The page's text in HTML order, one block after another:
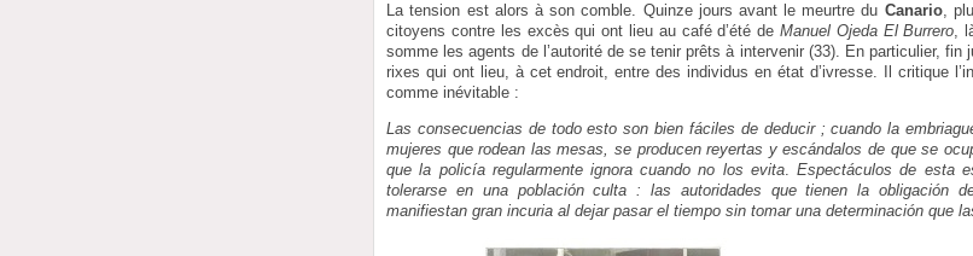
La tension est alors à son comble. Quinze jours avant le meurtre du Canario,
citoyens contre les excès qui ont lieu au café d’été de Manuel Ojeda El Burrero,
somme les agents de l’autorité de se tenir prêts à intervenir (33). En particulier, fin
rixes qui ont lieu, à cet endroit, entre des individus en état d’ivresse. Il critique
comme inévitable :
Las consecuencias de todo esto son bien fáciles de deducir ; cuando la
mujeres que rodean las mesas, se producen reyertas y escándalos de que se
que la policía regularmente ignora cuando no los evita.Espectáculos de esta
tolerarse en una población culta : las autoridades que tienen la obligación
manifiestan gran incuria al dejar pasar el tiempo sin tomar una determinación que